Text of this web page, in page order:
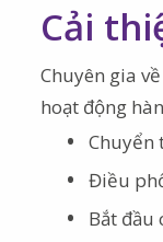
Cải
Chuyên gia
hoạt động
Chuyển
Điều
Bắt đầu